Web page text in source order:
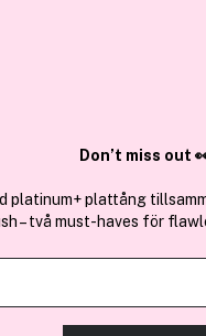
Stay-
Don’t miss out
platinum+ plattång
– två must-haves för